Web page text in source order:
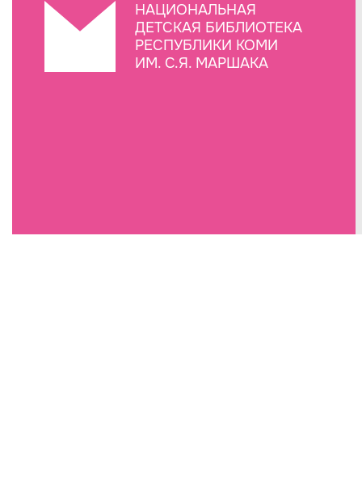
НАЦИОНАЛЬНАЯ
ДЕТСКАЯ БИБЛИОТЕКА
РЕСПУБЛИКИ КОМИ
ИМ. С.Я. МАРШАКА